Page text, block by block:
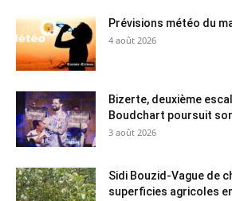
Prévisions météo du
4 août 2026
Bizerte, deuxième
Boudchart poursuit
3 août 2026
Sidi Bouzid-Vague de
superficies agricoles